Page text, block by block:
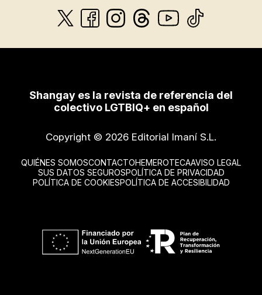
Shangay es la revista de referencia del
colectivo LGTBIQ+ en español
Copyright © 2026 Editorial Imaní S.L.
QUIÉNES SOMOSCONTACTOHEMEROTECAAVISO LEGAL
SUS DATOS SEGUROSPOLÍTICA DE PRIVACIDAD
POLÍTICA DE COOKIESPOLÍTICA DE ACCESIBILIDAD